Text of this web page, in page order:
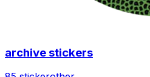
archive stickers